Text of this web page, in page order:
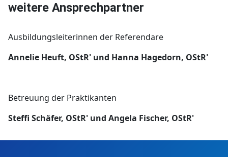
weitere Ansprechpartner
Ausbildungsleiterinnen der Referendare
Annelie Heuft, OStR' und Hanna Hagedorn, OStR'
Betreuung der Praktikanten
Steffi Schäfer, OStR' und Angela Fischer, OStR'